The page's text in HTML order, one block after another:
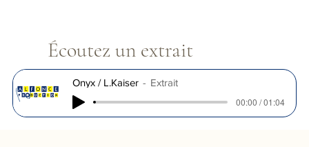
Écoutez un extrait
Onyx / L.Kaiser
Extrait
00:00 / 01:04